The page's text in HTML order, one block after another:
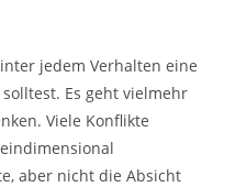
jedem Verhalten eine
Es geht vielmehr
Viele Konflikte
aber nicht die Absicht